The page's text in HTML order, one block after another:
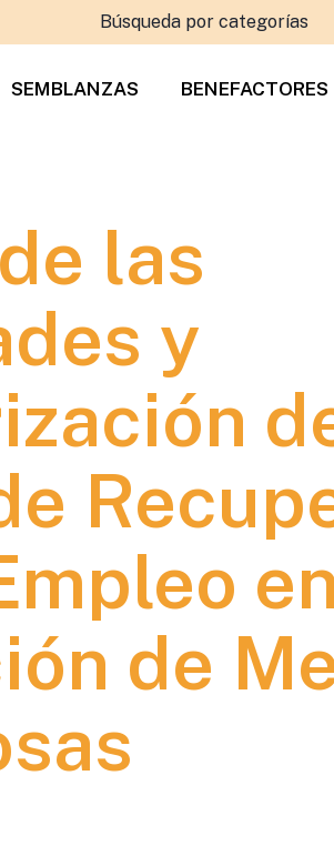
Búsqueda por categorías
SEMBLANZAS BENEFACTORES
las
y
de